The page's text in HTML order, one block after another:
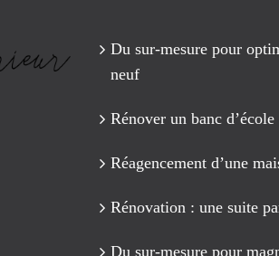
Du sur-mesure pour
neuf
Rénover un banc
Réagencement d’une
Rénovation : une suite
Du sur-mesure pour